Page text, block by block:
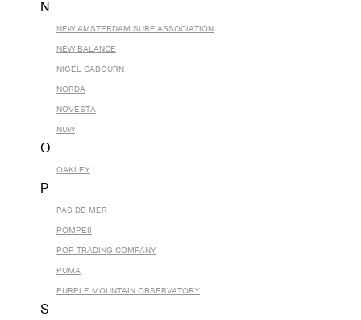
N
NEW AMSTERDAM SURF ASSOCIATION
NEW BALANCE
NIGEL CABOURN
NORDA
NOVESTA
NUW
O
OAKLEY
P
PAS DE MER
POMPEII
POP TRADING COMPANY
PUMA
PURPLE MOUNTAIN OBSERVATORY
S